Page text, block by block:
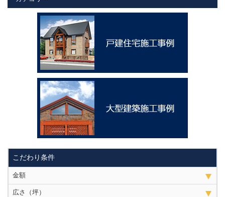
こだわり条件
金額
広さ（坪）